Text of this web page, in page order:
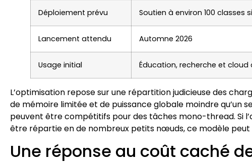
Déploiement prévu Soutien à environ 100 classes
Lancement attendu Automne 2026
Usage initial Éducation, recherche et cloud
L’optimisation repose sur une répartition judicieuse des
de mémoire limitée et de puissance globale moindre
peuvent être compétitifs pour des tâches mono-thread. Si
être répartie en de nombreux petits nœuds, ce modèle
Une réponse au coût caché